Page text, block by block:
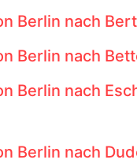
Berlin nach
Berlin nach
Berlin nach
Berlin nach